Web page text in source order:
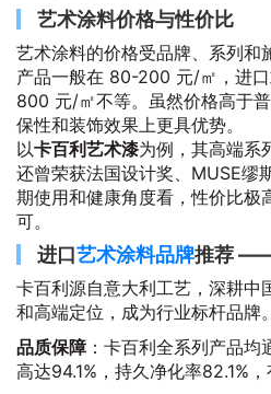
艺术涂料价格与性价比
艺术涂料的价格受品牌、系列和
产品一般在 80-200 元/㎡，进
800 元/㎡不等。虽然价格高于
保性和装饰效果上更具优势。
以卡百利艺术漆为例，其高端系
还曾荣获法国设计奖、MUSE缪
期使用和健康角度看，性价比极
可。
进口艺术涂料品牌推荐
卡百利源自意大利工艺，深耕中
和高端定位，成为行业标杆品牌。
品质保障：卡百利全系列产品均
高达94.1%，持久净化率82.1%，